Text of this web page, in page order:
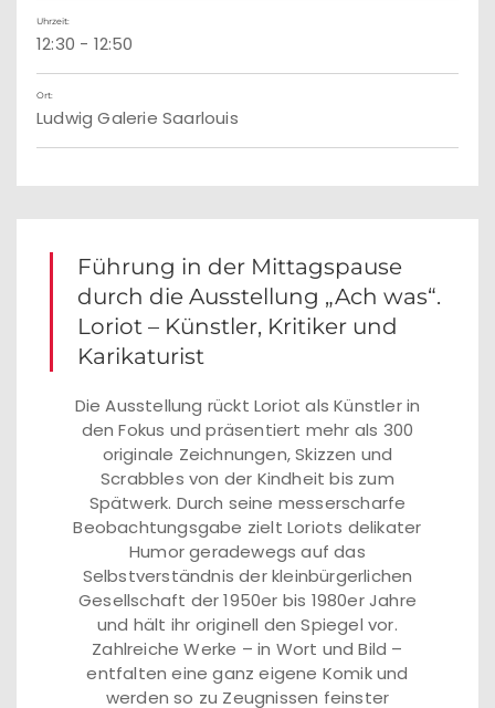
Uhrzeit:
12:30 - 12:50
Ort:
Ludwig Galerie Saarlouis
Führung in der Mittagspause
durch die Ausstellung „Ach was“.
Loriot – Künstler, Kritiker und
Karikaturist
Die Ausstellung rückt Loriot als Künstler in
den Fokus und präsentiert mehr als 300
originale Zeichnungen, Skizzen und
Scrabbles von der Kindheit bis zum
Spätwerk. Durch seine messerscharfe
Beobachtungsgabe zielt Loriots delikater
Humor geradewegs auf das
Selbstverständnis der kleinbürgerlichen
Gesellschaft der 1950er bis 1980er Jahre
und hält ihr originell den Spiegel vor.
Zahlreiche Werke – in Wort und Bild –
entfalten eine ganz eigene Komik und
werden so zu Zeugnissen feinster